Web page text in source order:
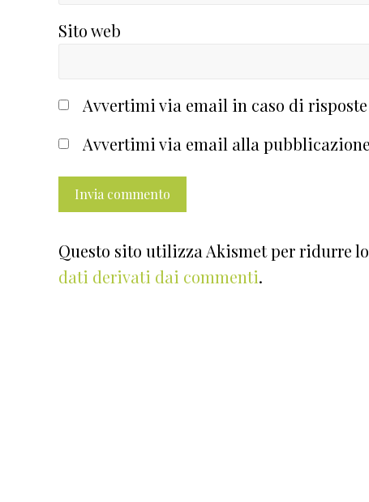
Sito web
Avvertimi via email in caso di
Avvertimi via email alla
Questo sito utilizza Akismet per ridurre
dati derivati dai commenti.